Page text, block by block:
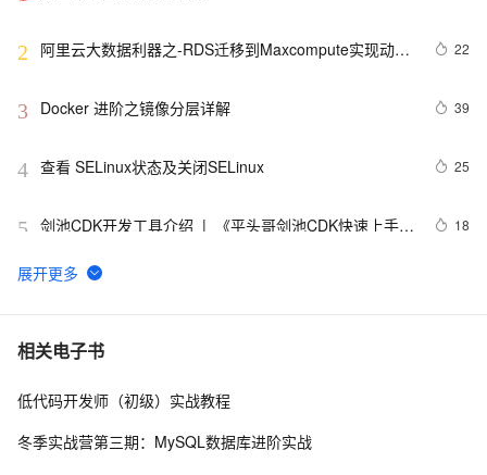
2
阿里云大数据利器之-RDS迁移到Maxcompute实现动态
22
3 Docker 进阶之镜像分层详解 39
4 查看 SELinux状态及关闭SELinux 25
5 剑池CDK开发工具介绍  |  《平头哥剑池CDK快速上手指
18
6 WebAssembly 在 MOSN 中的实践 - 基础框架篇
7 userdel使用说明
8 自己看系统的“系统还原”
相关电子书
低代码开发师（初级）实战教程
冬季实战营第三期：MySQL数据库进阶实战